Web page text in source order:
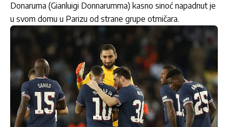
Donaruma (Gianluigi Donnarumma) kasno sinoć napadnut je
u svom domu u Parizu od strane grupe otmičara.